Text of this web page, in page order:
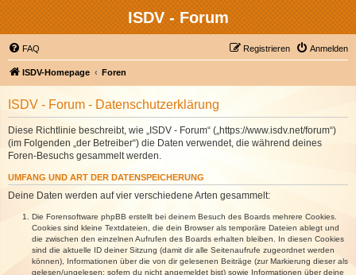
ISDV - Forum
FAQ Anmelden
Registrieren
ISDV-Homepage Foren
ISDV - Forum - Datenschutzerklärung
Diese Richtlinie beschreibt, wie „ISDV - Forum“ („https://www.isdv.net/forum“)
(im Folgenden „der Betreiber“) die Daten verwendet, die während deines
Foren-Besuchs gesammelt werden.
UMFANG UND ART DER DATENSPEICHERUNG
Deine Daten werden auf vier verschiedene Arten gesammelt:
Die Forensoftware phpBB erstellt bei deinem Besuch des Boards mehrere Cookies.
Cookies sind kleine Textdateien, die dein Browser als temporäre Dateien ablegt und
die zwischen den einzelnen Aufrufen des Boards erhalten bleiben. In diesen Cookies
sind die aktuelle ID deiner Sitzung (damit dir alle Seitenaufrufe zugeordnet werden
können), Informationen über die von dir gelesenen Beiträge (zur Markierung dieser als
gelesen/ungelesen; sofern du nicht angemeldet bist) sowie Informationen über deine